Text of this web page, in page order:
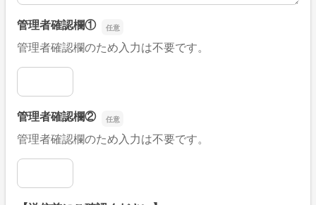
管理者確認欄①
管理者確認欄のため入力は不要です。
管理者確認欄①
管理者確認欄②
管理者確認欄のため入力は不要です。
管理者確認欄②